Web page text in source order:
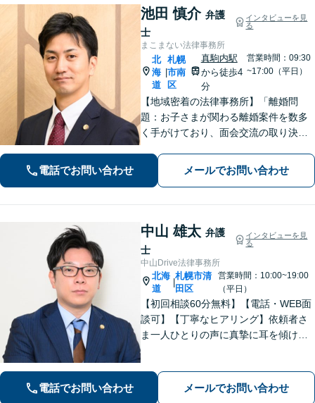
池田 慎介 弁護
士
インタビューを見
る
まこまない法律事務所
北
海
道
札幌
市南
区
真駒内駅
から徒歩4
分
営業時間：09:30
~17:00（平日）
【地域密着の法律事務所】「離婚問
題：お子さまが関わる離婚案件を数多
く手がけており、面会交流の取り決め
績があります」「相続問題：遺産分割
協議でのトラブルから遺留分をめぐる
電話でお問い合わせ メールでお問い合わせ
中山 雄太 弁護
士
インタビューを見
る
中山Drive法律事務所
北海
道
札幌市清
田区
営業時間：10:00~19:00
（平日）
【初回相談60分無料】【電話・WEB面
談可】【丁寧なヒアリング】依頼者さ
ま一人ひとりの声に真摯に耳を傾け、
度弁護士にご相談ください。最善の解
決策を共に考えていきましょう。
電話でお問い合わせ メールでお問い合わせ